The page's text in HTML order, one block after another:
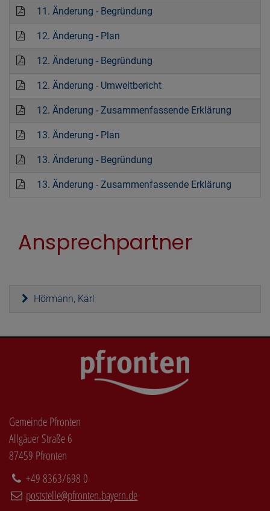
11. Änderung - Begründung
12. Änderung - Plan
12. Änderung - Begründung
12. Änderung - Umweltbericht
12. Änderung - Zusammenfassende Erklärung
13. Änderung - Plan
13. Änderung - Begründung
13. Änderung - Zusammenfassende Erklärung
Ansprechpartner
Hörmann, Karl
Gemeinde Pfronten
Allgäuer Straße 6
87459 Pfronten
+49 8363/698 0
poststelle@pfronten.bayern.de